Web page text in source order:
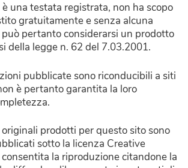
una testata registrata, non ha scopo
gratuitamente e senza alcuna
pertanto considerarsi un prodotto
della legge n. 62 del 7.03.2001.
pubblicate sono riconducibili a siti
è pertanto garantita la loro
prodotti per questo sito sono
sotto la licenza Creative
consentita la riproduzione citandone la